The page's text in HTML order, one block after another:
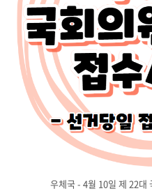
우체국 - 4월 10일 제 22대